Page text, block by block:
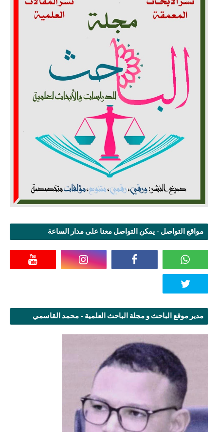
مواقع التواصل - يمكن التواصل معنا على مدار الساعة
مدير موقع الباحث و مجلة الباحث العلمية - محمد القاسمي